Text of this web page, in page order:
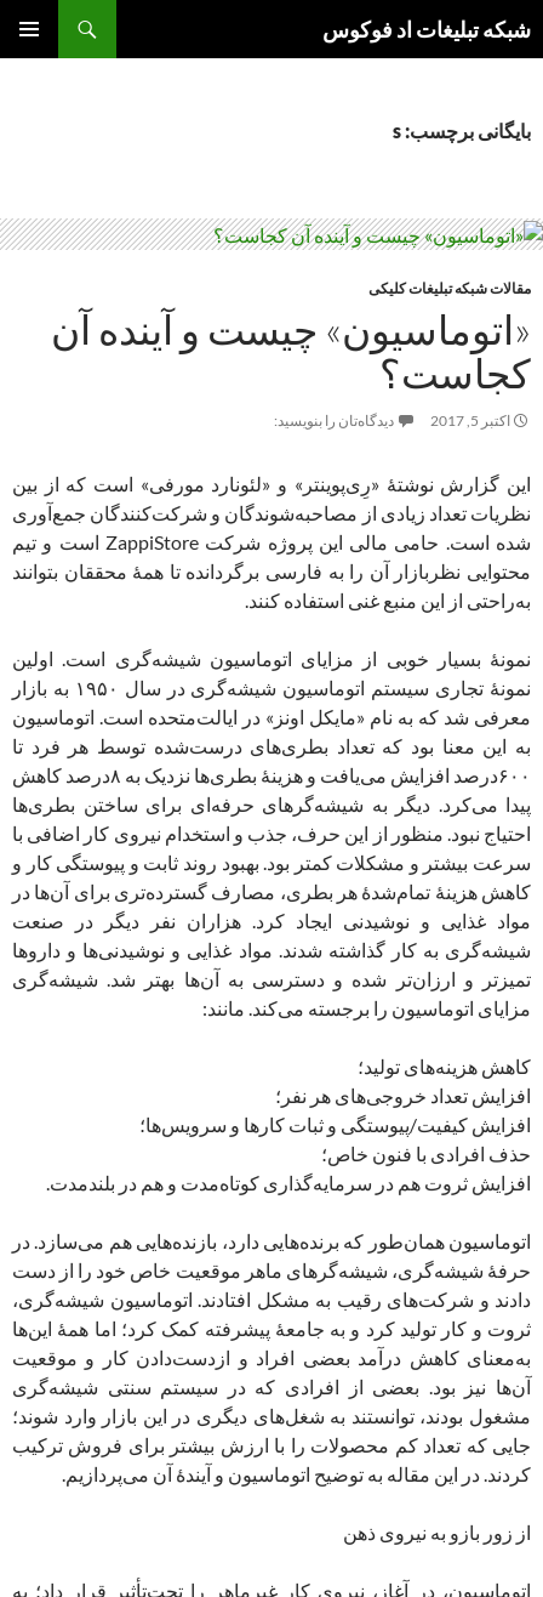
شبکه تبلیغات اد فوکوس
بایگانی برچسب: s
مقالات شبکه تبلیغات کلیکی
«اتوماسیون» چیست و آینده آن
کجاست؟
اکتبر 5, 2017 دیدگاه‌تان را بنویسید:
این گزارش نوشتۀ «رِی‌پوینتر» و «لئونارد مورفی» است که از بین
نظریات تعداد زیادی از مصاحبه‌شوندگان و شرکت‌‌کنندگان جمع‌آوری
شده است. حامی مالی این پروژه شرکت ZappiStore است و تیم
محتوایی نظربازار آن را به فارسی برگردانده تا همۀ محققان بتوانند
به‌راحتی از این منبع غنی استفاده کنند.
نمونۀ بسیار خوبی از مزایای اتوماسیون شیشه‌گری است. اولین
نمونۀ تجاری سیستم اتوماسیون شیشه‌گری در سال ۱۹۵۰ به بازار
معرفی شد که به نام «مایکل اونز» در ایالت‌متحده است. اتوماسیون
به این معنا بود که تعداد بطری‌های درست‌شده توسط هر فرد تا
۶۰۰درصد افزایش می‌یافت و هزینۀ بطری‌ها نزدیک به ۸درصد کاهش
پیدا می‌کرد. دیگر به شیشه‌گرهای حرفه‌ای برای ساختن بطری‌ها
احتیاج نبود. منظور از این حرف، جذب و استخدام نیروی کار اضافی با
سرعت بیشتر و مشکلات کمتر بود. بهبود روند ثابت و پیوستگی کار و
کاهش هزینۀ تمام‌شدۀ هر بطری، مصارف گسترده‌تری برای آن‌ها در
مواد غذایی و نوشیدنی ایجاد کرد. هزاران نفر دیگر در صنعت
شیشه‌گری به کار گذاشته شدند. مواد غذایی و نوشیدنی‌ها و داروها
تمیزتر و ارزان‌تر شده و دسترسی به آن‌ها بهتر شد. شیشه‌گری
مزایای اتوماسیون را برجسته می‌کند. مانند:
کاهش هزینه‌های تولید؛
افزایش تعداد خروجی‌های هر نفر؛
افزایش کیفیت/پیوستگی و ثبات کارها و سرویس‌ها؛
حذف افرادی با فنون خاص؛
افزایش ثروت هم در سرمایه‌گذاری کوتاه‌مدت و هم در بلند‌مدت.
اتوماسیون همان‌طور که برنده‌هایی دارد، بازنده‌هایی هم می‌سازد. در
حرفۀ شیشه‌گری، شیشه‌گرهای ماهر موقعیت خاص خود را از دست
دادند و شرکت‌های رقیب به مشکل افتادند. اتوماسیون شیشه‌گری،
ثروت و کار تولید کرد و به جامعۀ پیشرفته کمک کرد؛ اما همۀ این‌ها
به‌معنای کاهش درآمد بعضی افراد و ازدست‌دادن کار و موقعیت
آن‌‌ها نیز بود. بعضی از افرادی که در سیستم سنتی شیشه‌گری
مشغول بودند، توانستند به شغل‌های دیگری در این بازار وارد شوند؛
جایی که تعداد کم محصولات را با ارزش بیشتر برای فروش ترکیب
کردند. در این مقاله به توضیح اتوماسیون و آیندۀ آن می‌پردازیم.
از زور بازو به نیروی ذهن
اتوماسیون، در آغاز، نیروی کار غیرماهر را تحت‌تأثیر قرار داد؛ به